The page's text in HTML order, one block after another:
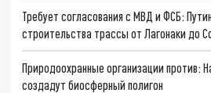
Требует согласования с МВД и ФСБ:
строительства трассы от Лагонаки до
Природоохранные организации против:
создадут биосферный полигон